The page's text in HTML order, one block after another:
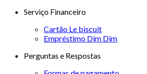
Serviço Financeiro
Cartão Le biscuit
Empréstimo Dim Dim
Perguntas e Respostas